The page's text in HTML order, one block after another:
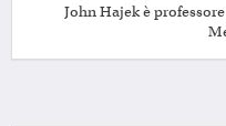
John Hajek è